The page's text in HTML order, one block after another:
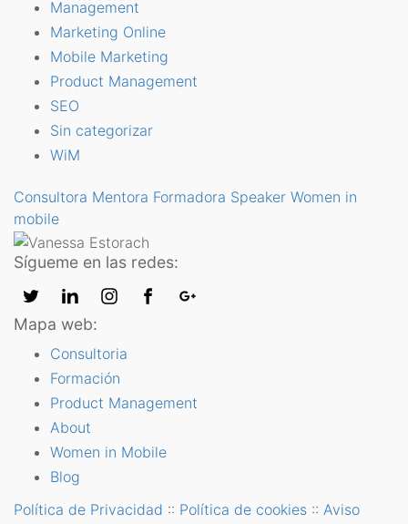
Management
Marketing Online
Mobile Marketing
Product Management
SEO
Sin categorizar
WiM
Consultora Mentora Formadora Speaker Women in
mobile
Sígueme en las redes:
Mapa web:
Consultoria
Formación
Product Management
About
Women in Mobile
Blog
Política de Privacidad :: Política de cookies :: Aviso